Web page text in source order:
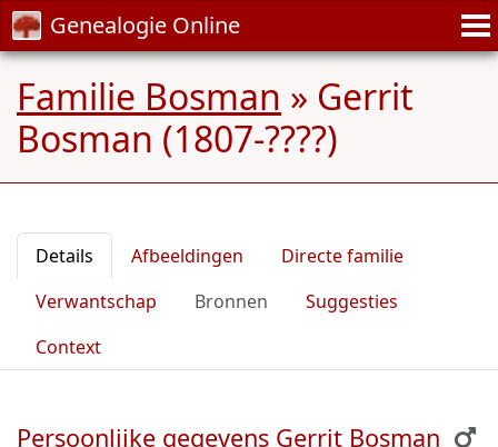
Genealogie Online
Familie Bosman » Gerrit
Bosman (1807-????)
Details Afbeeldingen
Directe familie
Verwantschap
Bronnen
Suggesties
Context
Persoonlijke gegevens Gerrit Bosman